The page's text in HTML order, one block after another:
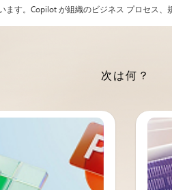
す。Copilot が組織のビジネス プロセス
次は何？